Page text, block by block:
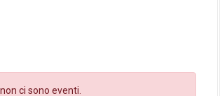
ci sono eventi.